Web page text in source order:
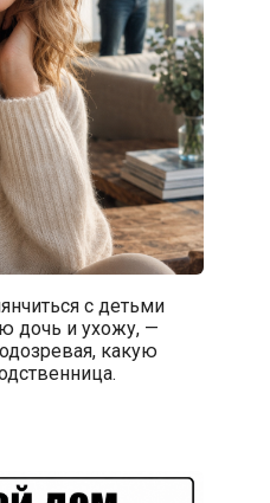
с детьми
дочь и ухожу, —
какую